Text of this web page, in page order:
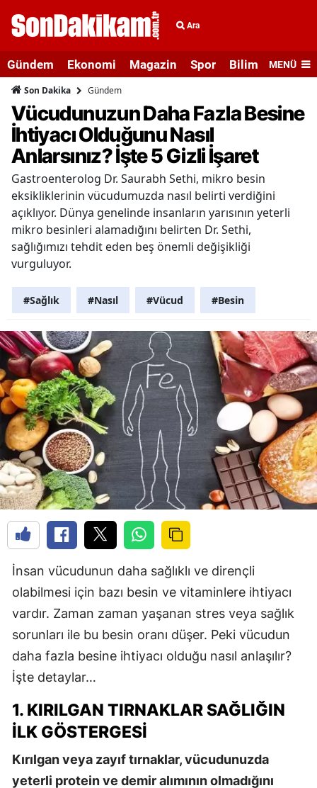
Ara
Gündem Ekonomi Magazin Spor Bilim veMENÜ
Son Dakika Gündem
Vücudunuzun Daha Fazla Besine
İhtiyacı Olduğunu Nasıl
Anlarsınız? İşte 5 Gizli İşaret
Gastroenterolog Dr. Saurabh Sethi, mikro besin
eksikliklerinin vücudumuzda nasıl belirti verdiğini
açıklıyor. Dünya genelinde insanların yarısının yeterli
mikro besinleri alamadığını belirten Dr. Sethi,
sağlığımızı tehdit eden beş önemli değişikliği
vurguluyor.
#Sağlık #Nasıl #Vücud #Besin
İnsan vücudunun daha sağlıklı ve dirençli
olabilmesi için bazı besin ve vitaminlere ihtiyacı
vardır. Zaman zaman yaşanan stres veya sağlık
sorunları ile bu besin oranı düşer. Peki vücudun
daha fazla besine ihtiyacı olduğu nasıl anlaşılır?
İşte detaylar…
1. KIRILGAN TIRNAKLAR SAĞLIĞIN
İLK GÖSTERGESI
Kırılgan veya zayıf tırnaklar, vücudunuzda
yeterli protein ve demir alımının olmadığını